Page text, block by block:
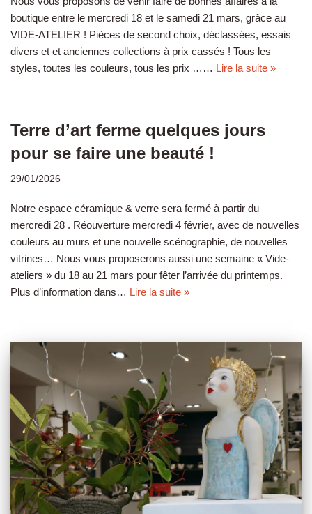
boutique entre le mercredi 18 et le samedi 21 mars, grâce au
VIDE-ATELIER ! Pièces de second choix, déclassées, essais
divers et et anciennes collections à prix cassés ! Tous les
styles, toutes les couleurs, tous les prix …… Lire la suite »
Terre d’art ferme quelques jours
pour se faire une beauté !
29/01/2026
Notre espace céramique & verre sera fermé à partir du
mercredi 28 . Réouverture mercredi 4 février, avec de nouvelles
couleurs au murs et une nouvelle scénographie, de nouvelles
vitrines… Nous vous proposerons aussi une semaine « Vide-
ateliers » du 18 au 21 mars pour fêter l’arrivée du printemps.
Plus d’information dans… Lire la suite »